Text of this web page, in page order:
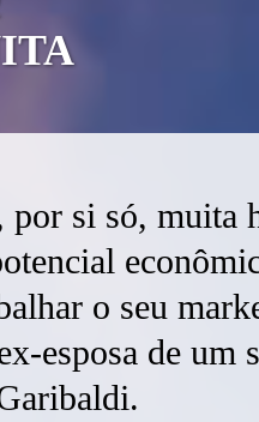
si só, muita
o seu
esposa de um